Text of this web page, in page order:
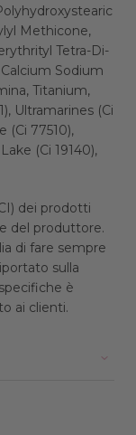
Methicone,
Tetra-Di-
Sodium
Titanium,
Ultramarines (Ci
(Ci 77510),
(Ci 19140),
dei prodotti
del produttore.
di fare sempre
sulla
è
ai clienti.